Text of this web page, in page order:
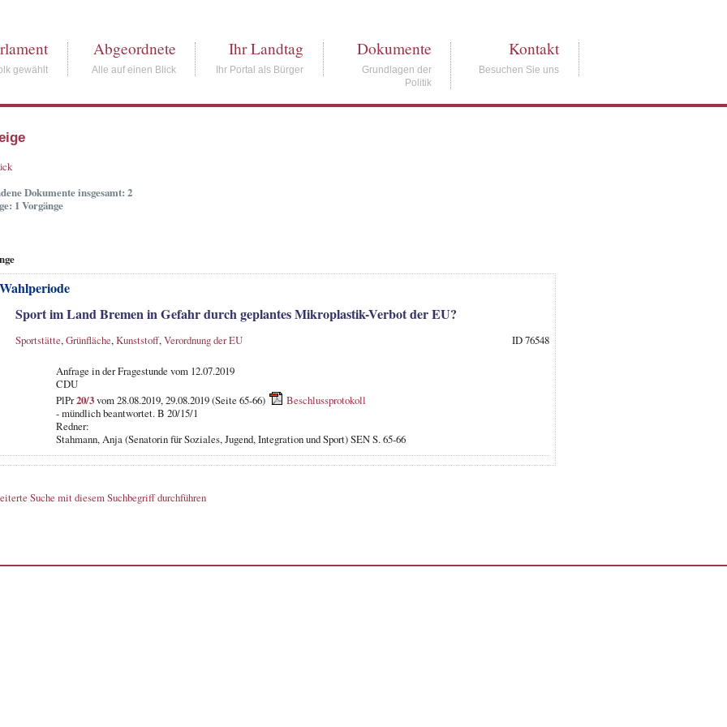
gewählt
Abgeordnete
Alle auf einen Blick
Ihr Landtag
Ihr Portal als Bürger
Dokumente
Grundlagen der
Politik
Kontakt
Besuchen Sie uns
Dokumente insgesamt: 2
1 Vorgänge
Sport im Land Bremen in Gefahr durch geplantes Mikroplastik-Verbot der EU?
Sportstätte,Grünfläche,Kunststoff,Verordnung der EU ID 76548
Anfrage in der Fragestundevom 12.07.2019
CDU
PlPr20/3vom 28.08.2019, 29.08.2019 (Seite 65-66)
Beschlussprotokoll
- mündlich beantwortet. B 20/15/1
Redner:
Stahmann, Anja (Senatorin für Soziales, Jugend, Integration und Sport) SEN S. 65-66
Suche mit diesem Suchbegriff durchführen